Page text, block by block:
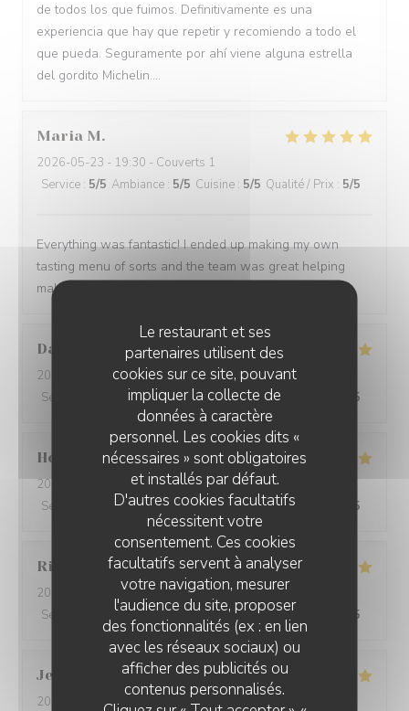
Le restaurant et ses
partenaires utilisent des
cookies sur ce site, pouvant
impliquer la collecte de
données à caractère
personnel. Les cookies dits «
nécessaires » sont obligatoires
et installés par défaut.
D'autres cookies facultatifs
nécessitent votre
consentement. Ces cookies
facultatifs servent à analyser
votre navigation, mesurer
l'audience du site, proposer
des fonctionnalités (ex : en lien
avec les réseaux sociaux) ou
afficher des publicités ou
contenus personnalisés.
de todos los que fuimos. Definitivamente es una
experiencia que hay que repetir y recomiendo a todo el
que pueda. Seguramente por ahí viene alguna estrella
del gordito Michelin....
Maria M
2026-05-23 - 19:30 - Couverts 1
Service : 5/5 Ambiance : 5/5 Cuisine : 5/5 Qualité / Prix : 5/5
Everything was fantastic! I ended up making my own
tasting menu of sorts and the team was great helping
making a wine paring for each course.
David
2026-05-28
- 19:15 - Couverts 7
Service
Ambiance:5/5 Cuisine: 5/5 Qualité / Prix /5
Ho Fung T
2026-05-24
- 19:30 - Couverts 2
Service
Ambiance: 5/5 Cuisine :5/5 Qualité / Prix /5
Riccardo L
2026-05-25
- 21:45 - Couverts 2
Service
Ambiance:4 /5 Cuisine : 5/5 Qualité / Prix /5
Jenny
2026-05-25 - 21:15 - Couverts 2